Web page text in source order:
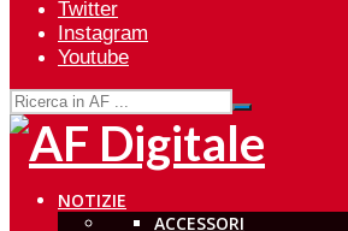
Twitter
Instagram
Youtube
NOTIZIE
ACCESSORI